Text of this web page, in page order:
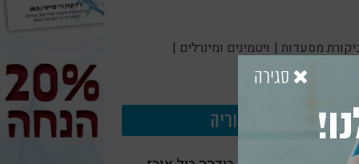
מסעדות | ויטמינים ומינרלים |
עוד בקטגוריה
סגירה